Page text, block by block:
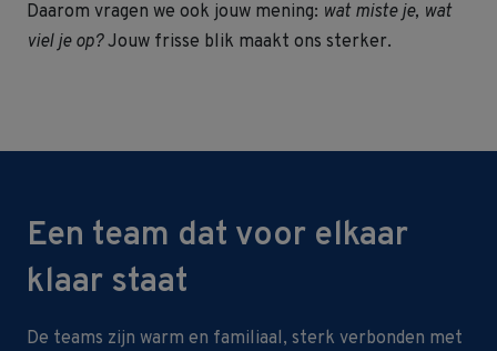
Daarom vragen we ook jouw mening: wat miste je, wat
viel je op?Jouw frisse blik maakt ons sterker.
Een team dat voor elkaar
klaar staat
De teams zijn warm en familiaal, sterk verbonden met